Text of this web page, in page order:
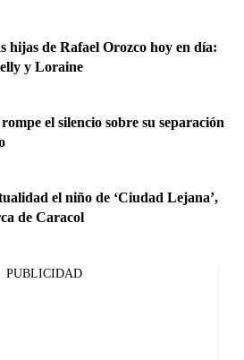
hijas de Rafael Orozco hoy en día:
y Loraine
el silencio sobre su separación
el niño de ‘Ciudad Lejana’,
de Caracol
PUBLICIDAD